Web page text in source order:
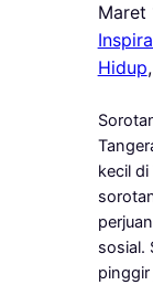
Maret
Hidup,
kecil
sosial.
pinggir